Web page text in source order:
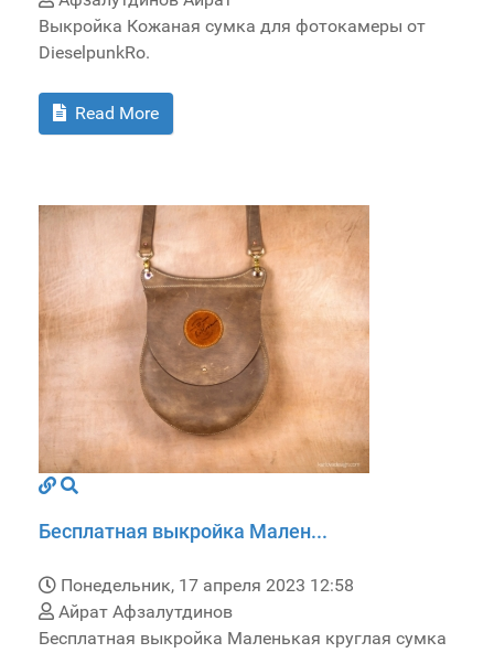
Выкройка Кожаная сумка для фотокамеры от
DieselpunkRo.
Read More
Бесплатная выкройка Мален...
Понедельник, 17 апреля 2023 12:58
Айрат Афзалутдинов
Бесплатная выкройка Маленькая круглая сумка